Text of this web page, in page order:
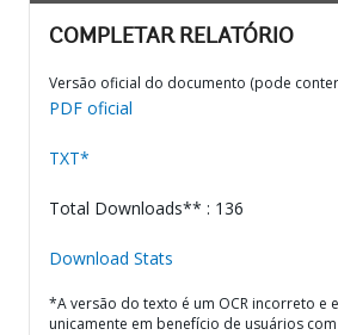
COMPLETAR RELATÓRIO
Versão oficial do documento (pode
PDF oficial
TXT*
Total Downloads** : 136
Download Stats
*A versão do texto é um OCR incorreto e
unicamente em benefício de usuários